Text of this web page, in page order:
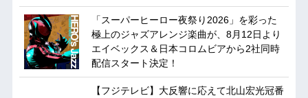
「スーパーヒーロー夜祭り2026」を彩った
極上のジャズアレンジ楽曲が、8月12日より
エイベックス＆日本コロムビアから2社同時
配信スタート決定！
【フジテレビ】大反響に応えて北山宏光冠番